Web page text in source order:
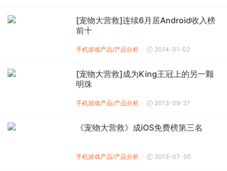
[宠物大营救]连续6月居Android收入榜
前十
手机游戏产品/产品分析 2014-01-02
[宠物大营救]成为King王冠上的另一颗
明珠
手机游戏产品/产品分析 2013-09-27
《宠物大营救》成iOS免费榜第三名
手机游戏产品/产品分析 2013-07-30